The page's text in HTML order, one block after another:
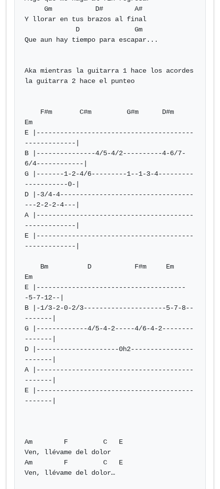
Y llorar en tus brazos al final
Que aun hay tiempo para escapar...
Aka mientras la guitarra 1 hace los acordes
la guitarra 2 hace el punteo
Em
E |----------------------------------------
-------------|
B |---------------4/5-4/2----------4-6/7-
6/4------------|
G |-------1-2-4/6---------1--1-3-4---------
-----------0-|
D |-3/4-4----------------------------------
---2-2-2-4---|
A |----------------------------------------
-------------|
E |----------------------------------------
-------------|
Em
E |--------------------------------------
-5-7-12--|
B |-1/3-2-0-2/3---------------------5-7-8--
-------|
G |-------------4/5-4-2-----4/6-4-2--------
-------|
D |---------------------0h2----------------
-------|
A |----------------------------------------
-------|
E |----------------------------------------
-------|
Am        F         C   E
Ven, llévame del dolor
Am        F         C   E
Ven, llévame del dolor…